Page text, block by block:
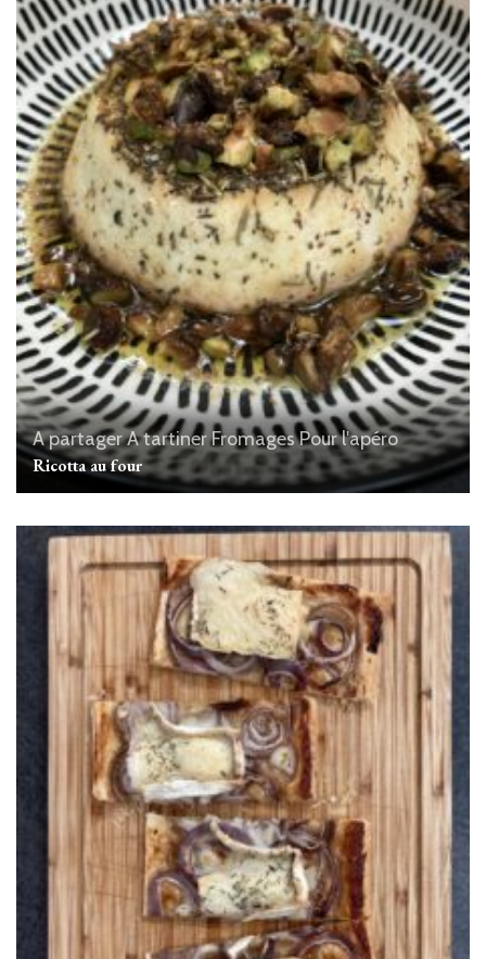
A partagerA tartinerFromagesPour l'apéro
Ricotta au four